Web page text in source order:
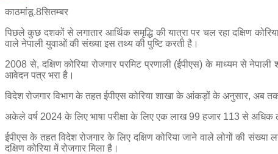
Share
काठमांडू.8सितम्बर
पिछले कुछ दशकों से लगातार आर्थिक समृद्धि की यात्रा पर चल रहा दक्षिण
वाले नेपाली युवाओं की संख्या इस तथ्य की पुष्टि करती है।
2008 से, दक्षिण कोरिया रोजगार परमिट प्रणाली (ईपीएस) के माध्यम से
आवेदन पत्र भरा है।
विदेश रोजगार विभाग के तहत ईपीएस कोरिया शाखा के आंकड़ों के अनुसार, अब
अकेले वर्ष 2024 के लिए भाषा परीक्षा के लिए एक लाख 99 हजार 113 से अधिक
ईपीएस के तहत विदेश रोजगार के लिए दक्षिण कोरिया जाने वाले लोगों की
दक्षिण कोरिया में रोजगार मिला है।